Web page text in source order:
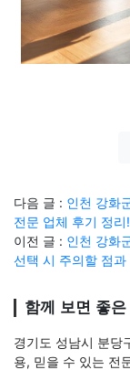
다음 글 : 인천 강화
전문 업체 후기 정리!
이전 글 : 인천 강화
선택 시 주의할 점과
함께 보면 좋은
경기도 성남시 분당
용, 믿을 수 있는 전